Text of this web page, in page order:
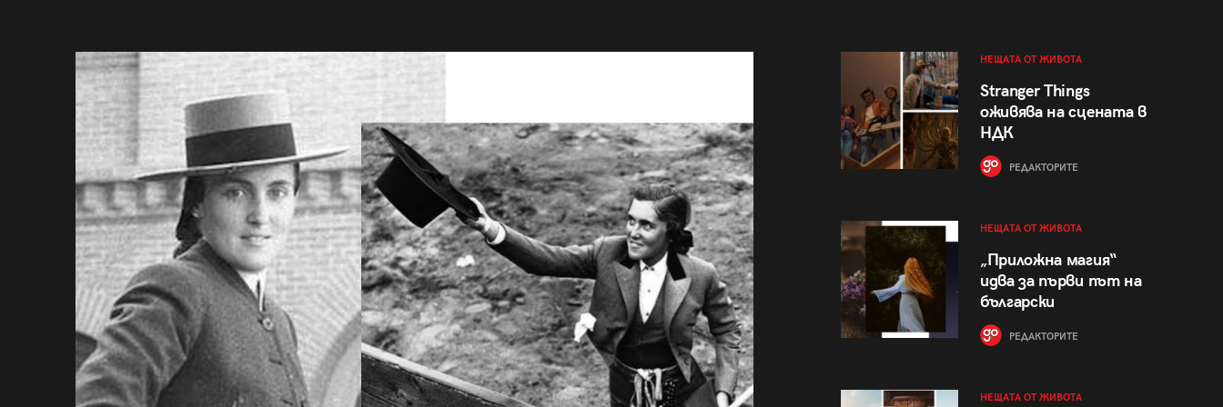
НЕЩАТА ОТ ЖИВОТА
Stranger Things
оживява на сцената в
НДК
РЕДАКТОРИТЕ
НЕЩАТА ОТ ЖИВОТА
„Приложна магия“
идва за първи път на
български
РЕДАКТОРИТЕ
НЕЩАТА ОТ ЖИВОТА